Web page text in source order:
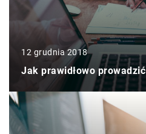
12 grudnia 2018
Jak prawidłowo